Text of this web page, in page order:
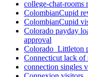
college-chat-rooms
ColombianCupid
ColombianCupid
Colorado payday
approval
Colorado_Littleton
Connecticut lack of
connection singles